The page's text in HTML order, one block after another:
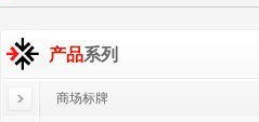
产品系列
商场标牌